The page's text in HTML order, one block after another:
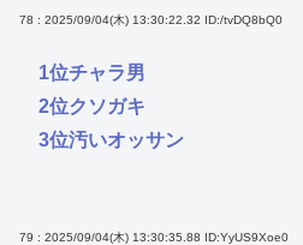
78 : 2025/09/04(木) 13:30:22.32 ID:/tvDQ8bQ0
1位チャラ男
2位クソガキ
3位汚いオッサン
79 : 2025/09/04(木) 13:30:35.88 ID:YyUS9Xoe0